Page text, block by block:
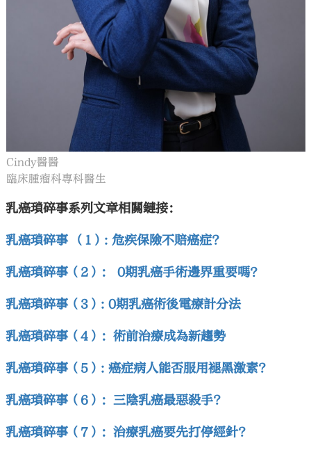
Cindy醫醫
臨床腫瘤科專科醫生
乳癌瑣碎事系列文章相關鏈接：
乳癌瑣碎事 （1）: 危疾保險不賠癌症?
乳癌瑣碎事（2）： 0期乳癌手術邊界重要嗎？
乳癌瑣碎事（3）: 0期乳癌術後電療計分法
乳癌瑣碎事（4）：術前治療成為新趨勢
乳癌瑣碎事（5）: 癌症病人能否服用褪黑激素?
乳癌瑣碎事（6）：三陰乳癌最惡殺手?
乳癌瑣碎事（7）：治療乳癌要先打停經針?